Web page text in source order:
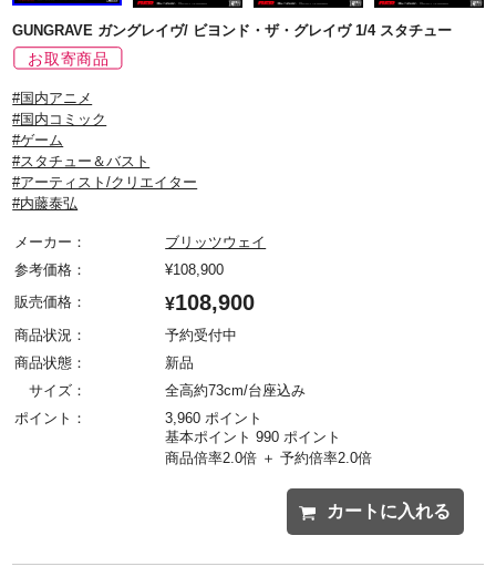
GUNGRAVE ガングレイヴ/ ビヨンド・ザ・グレイヴ 1/4 スタチュー
#国内アニメ
#国内コミック
#ゲーム
#スタチュー＆バスト
#アーティスト/クリエイター
#内藤泰弘
メーカー：
ブリッツウェイ
参考価格：
¥108,900
販売価格：
¥108,900
商品状況：
予約受付中
商品状態：
新品
サイズ：
全高約73cm/台座込み
ポイント：
3,960 ポイント
基本ポイント 990 ポイント
商品倍率2.0倍 ＋ 予約倍率2.0倍
カートに入れる